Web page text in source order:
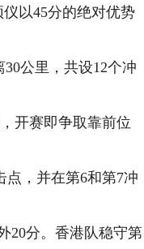
以45分的绝对优势
公里，共设12个冲
开赛即争取靠前位
，并在第6和第7冲
分。香港队稳守第